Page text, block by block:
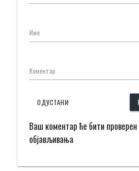
Име
Коментар
ОДУСТАНИ
Ваш коментар ће бити проверен
објављивања